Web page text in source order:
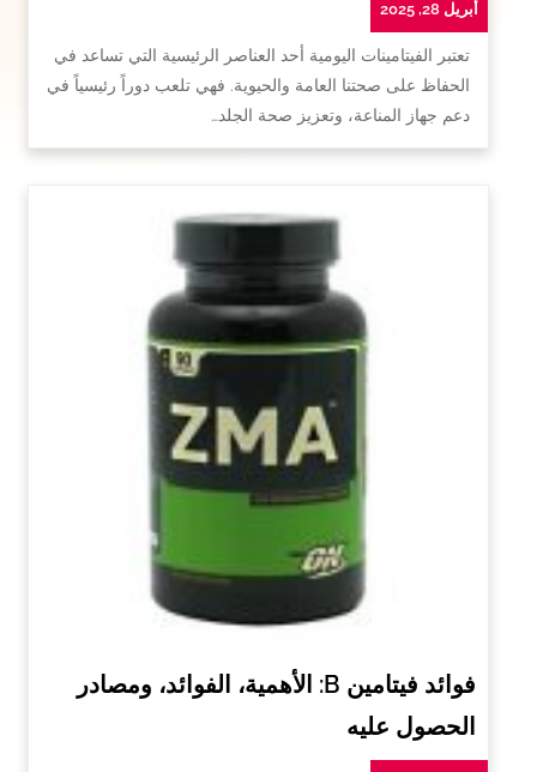
أبريل 28, 2025
تعتبر الفيتامينات اليومية أحد العناصر الرئيسية التي تساعد في
الحفاظ على صحتنا العامة والحيوية. فهي تلعب دوراً رئيسياً في
دعم جهاز المناعة، وتعزيز صحة الجلد…
فوائد فيتامين B: الأهمية، الفوائد، ومصادر
الحصول عليه